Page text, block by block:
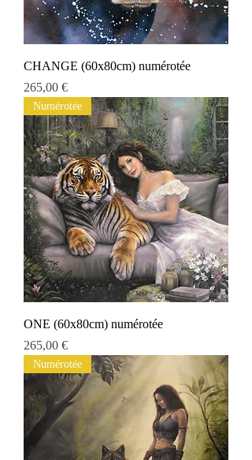
CHANGE (60x80cm) numérotée
Preis
265,00 €
Numérotée
ONE (60x80cm) numérotée
Preis
265,00 €
Numérotée